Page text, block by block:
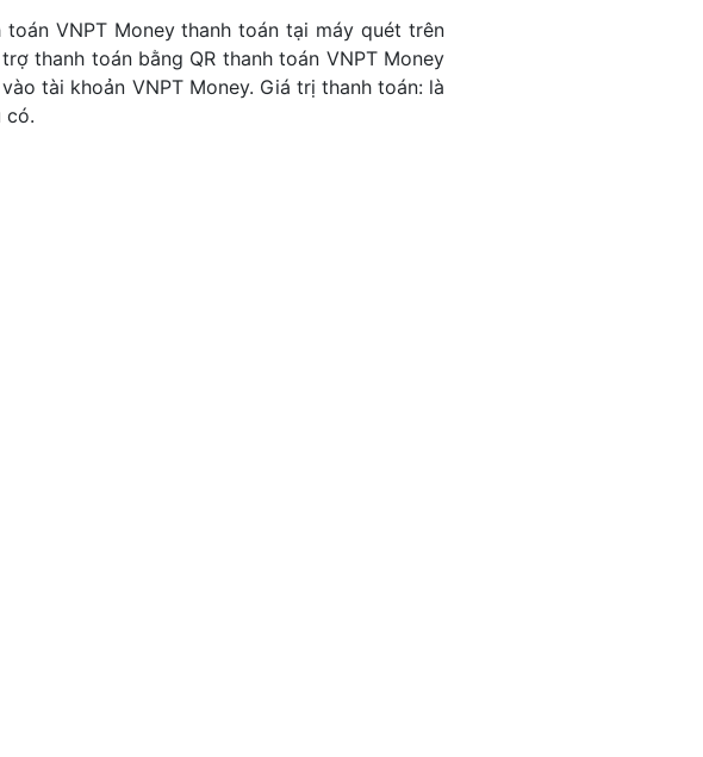
VNPT Money thanh toán tại máy quét trên
thanh toán bằng QR thanh toán VNPT Money
tài khoản VNPT Money. Giá trị thanh toán: là
có.